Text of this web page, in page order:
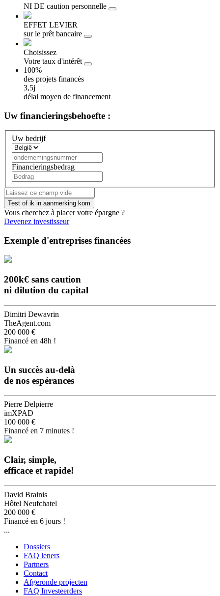
NI DE caution personnelle
EFFET LEVIER
sur le prêt bancaire
Choisissez
Votre taux d'intérêt
100%
des projets financés
3,5j
délai moyen de financement
Uw financieringsbehoefte :
Uw bedrijf
Financieringsbedrag
Vous cherchez à placer votre épargne ?
Devenez investisseur
Exemple d'entreprises financées
200k€ sans caution
ni dilution du capital
Dimitri Dewavrin
TheAgent.com
200 000 €
Financé en 48h !
Un succès au-delà
de nos espérances
Pierre Delpierre
imXPAD
100 000 €
Financé en 7 minutes !
Clair, simple,
efficace et rapide!
David Brainis
Hôtel Neufchatel
200 000 €
Financé en 6 jours !
...
Dossiers
FAQ leners
Partners
Contact
Afgeronde projecten
FAQ Investeerders